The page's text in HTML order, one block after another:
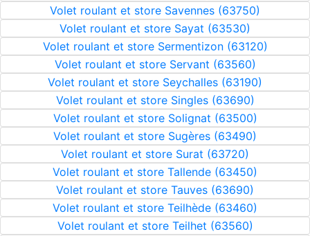
Volet roulant et store Savennes (63750)
Volet roulant et store Sayat (63530)
Volet roulant et store Sermentizon (63120)
Volet roulant et store Servant (63560)
Volet roulant et store Seychalles (63190)
Volet roulant et store Singles (63690)
Volet roulant et store Solignat (63500)
Volet roulant et store Sugères (63490)
Volet roulant et store Surat (63720)
Volet roulant et store Tallende (63450)
Volet roulant et store Tauves (63690)
Volet roulant et store Teilhède (63460)
Volet roulant et store Teilhet (63560)